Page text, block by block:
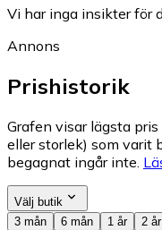
Vi har inga insikter för
Annons
Prishistorik
Grafen visar lägsta
eller storlek) som varit
begagnat ingår inte.
Välj butik
3 mån
6 mån 1 år 2 år